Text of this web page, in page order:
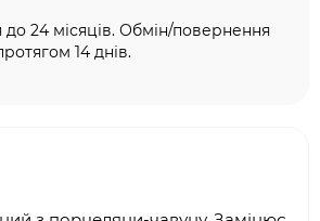
до 24 місяців. Обмін/повернення
14 днів.